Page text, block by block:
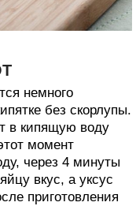
немного
без скорлупы.
в кипящую воду
момент
через 4 минуты
вкус, а уксус
приготовления